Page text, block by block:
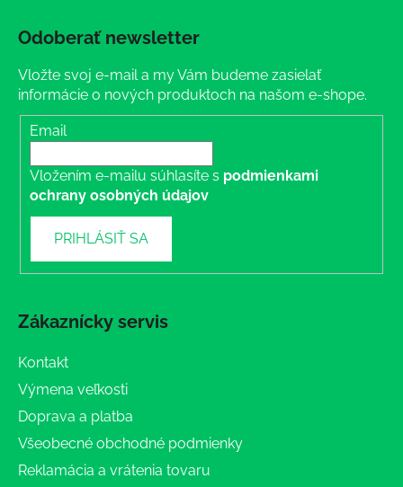
Odoberať newsletter
Vložte svoj e-mail a my Vám budeme zasielať
informácie o nových produktoch na našom e-shope.
Email
Vložením e-mailu súhlasíte s podmienkami
ochrany osobných údajov
PRIHLÁSIŤ SA
Zákaznícky servis
Kontakt
Výmena veľkosti
Doprava a platba
Všeobecné obchodné podmienky
Reklamácia a vrátenia tovaru